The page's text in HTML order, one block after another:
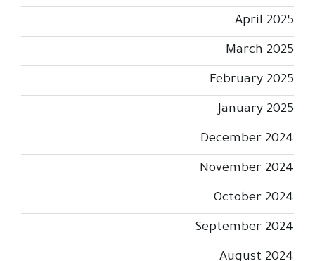
April 2025
March 2025
February 2025
January 2025
December 2024
November 2024
October 2024
September 2024
August 2024